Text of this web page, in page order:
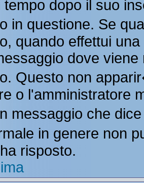
tempo dopo il suo
in questione. Se
quando effettui
dove
Questo non
o l'amministratore
messaggio che
in genere non
risposto.